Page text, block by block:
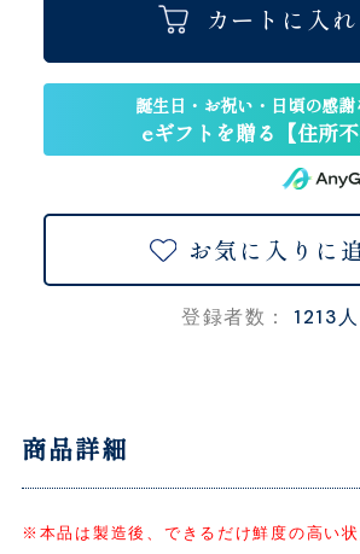
カートに入れ
お気に入りに
登録者数： 1213人
商品詳細
※本品は製造後、できるだけ鮮度の高い